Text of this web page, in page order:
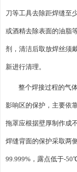
刀等工具去除距焊缝至
或酒精去除表面的油脂
剂，清洁后取放焊丝须
新进行清理。
整个焊接过程的气
影响区的保护，主要依
拖罩应根据壁厚制作成
焊缝背面的保护采取两
99.999%，露点低于-